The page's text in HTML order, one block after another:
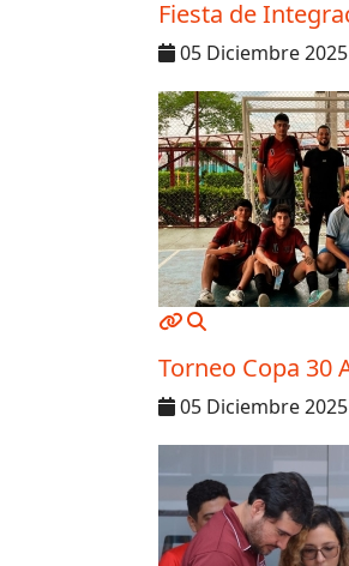
Fiesta de
05 Diciembre 2025
Torneo Copa 30
05 Diciembre 2025